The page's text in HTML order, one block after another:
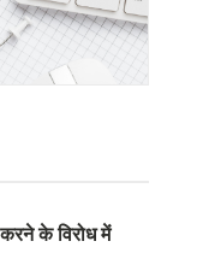
के विरोध में